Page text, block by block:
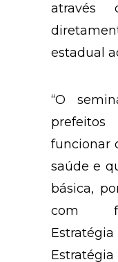
através
estadual
“O
funcionar
saúde e
básica,
com